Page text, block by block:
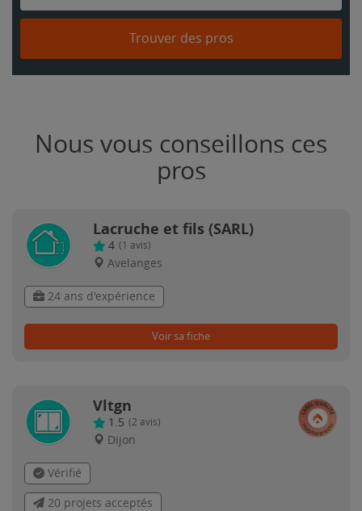
Trouver des pros
Nous vous conseillons ces
pros
Lacruche et fils (SARL)
4 (1 avis)
Avelanges
24 ans d'expérience
Voir sa fiche
Vltgn
1.5 (2 avis)
Dijon
Vérifié
20 projets acceptés